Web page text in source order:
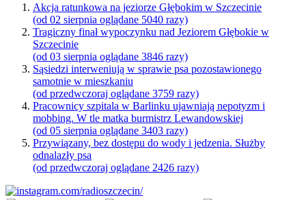
Akcja ratunkowa na jeziorze Głębokim w Szczecinie
(od 02 sierpnia oglądane 5040 razy)
Tragiczny finał wypoczynku nad Jeziorem Głębokie w
Szczecinie
(od 03 sierpnia oglądane 3846 razy)
Sąsiedzi interweniują w sprawie psa pozostawionego
samotnie w mieszkaniu
(od przedwczoraj oglądane 3759 razy)
Pracownicy szpitala w Barlinku ujawniają nepotyzm i
mobbing. W tle matka burmistrz Lewandowskiej
(od 05 sierpnia oglądane 3403 razy)
Przywiązany, bez dostępu do wody i jedzenia. Służby
odnalazły psa
(od przedwczoraj oglądane 2426 razy)